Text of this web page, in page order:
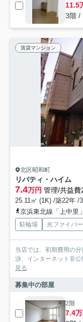
11.5
3階 /
賃貸マンション
北区昭和町
リバティ・ハイム
7.4万円 管理/共益費
25.11㎡ (1K) /築22年 /
京浜東北線「上中里
駐輪場 光ファイバー
当店では、初期費用の
渉、インターネット非
見る
募集中の部屋
2階
7.4